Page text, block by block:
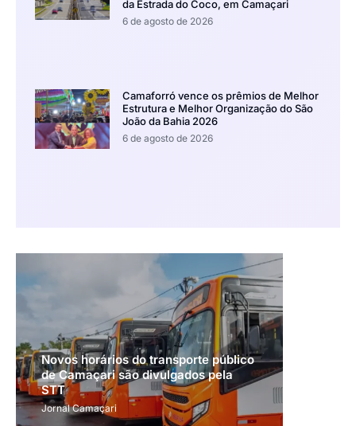
da Estrada do Coco, em Camaçari
6 de agosto de 2026
Camaforró vence os prêmios de Melhor
Estrutura e Melhor Organização do São
João da Bahia 2026
6 de agosto de 2026
Novos horários do transporte público
de Camaçari são divulgados pela
STT
Jornal Camaçari